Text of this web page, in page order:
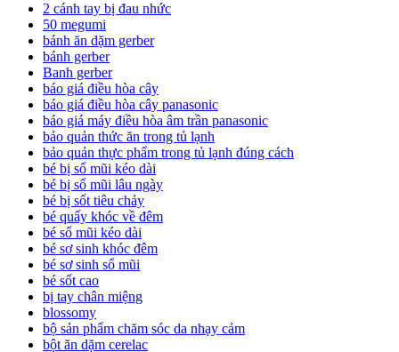
2 cánh tay bị đau nhức
50 megumi
bánh ăn dặm gerber
bánh gerber
Banh gerber
báo giá điều hòa cây
báo giá điều hòa cây panasonic
báo giá máy điều hòa âm trần panasonic
bảo quản thức ăn trong tủ lạnh
bảo quản thực phẩm trong tủ lạnh đúng cách
bé bị sổ mũi kéo dài
bé bị sổ mũi lâu ngày
bé bị sốt tiêu chảy
bé quấy khóc về đêm
bé sổ mũi kéo dài
bé sơ sinh khóc đêm
bé sơ sinh sổ mũi
bé sốt cao
bị tay chân miệng
blossomy
bộ sản phẩm chăm sóc da nhạy cảm
bột ăn dặm cerelac